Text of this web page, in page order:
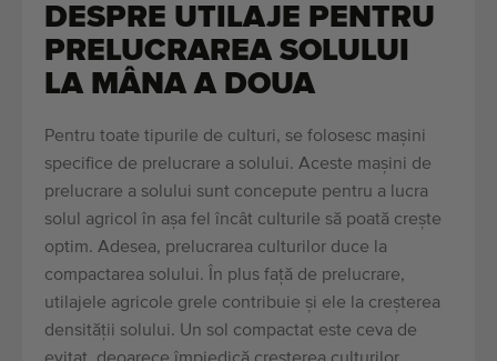
DESPRE UTILAJE PENTRU
PRELUCRAREA SOLULUI
LA MÂNA A DOUA
Pentru toate tipurile de culturi, se folosesc mașini
specifice de prelucrare a solului. Aceste mașini de
prelucrare a solului sunt concepute pentru a lucra
solul agricol în așa fel încât culturile să poată crește
optim. Adesea, prelucrarea culturilor duce la
compactarea solului. În plus față de prelucrare,
utilajele agricole grele contribuie și ele la creșterea
densității solului. Un sol compactat este ceva de